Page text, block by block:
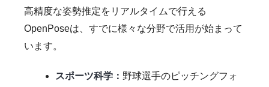
高精度な姿勢推定をリアルタイムで行える
OpenPoseは、すでに様々な分野で活用が始まって
います。
スポーツ科学： 野球選手のピッチングフォ